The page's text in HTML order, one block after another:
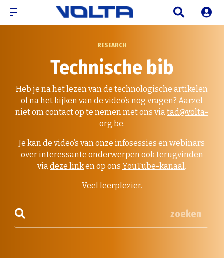
RESEARCH
Technische bib
Heb je na het lezen van de technologische artikelen
of na het kijken van de video’s nog vragen? Aarzel
niet om contact op te nemen met ons viatad@volta-
org.be.
Je kan de video’s van onze infosessies en webinars
over interessante onderwerpen ook terugvinden
viadeze linken op ons YouTube-kanaal.
Veel leerplezier.
zoeken